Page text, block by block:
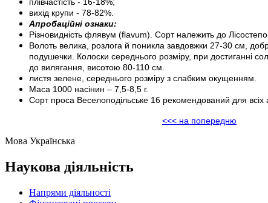
плівчастість - 16-18%;
вихід крупи - 78-82%.
Апробаційні ознаки:
Різновидність флявум (flavum). Сорт належить до
Волоть велика, розлога й поникла завдовжки 27-30 см,
подушечки. Колоски середнього розміру, при достиганні
до вилягання, висотою 80-110 см.
листя зелене, середнього розміру з слабким окущенням.
Маса 1000 насінин – 7,5-8,5 г.
Сорт проса Веселоподільське 16 рекомендований для
<<< на попередню
Мова Українська
Наукова діяльність
Напрями діяльності